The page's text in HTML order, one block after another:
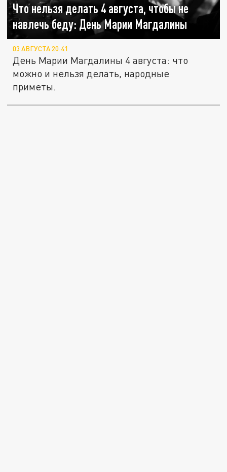
Что нельзя делать 4 августа, чтобы не
навлечь беду: День Марии Магдалины
03 АВГУСТА 20:41
День Марии Магдалины 4 августа: что
можно и нельзя делать, народные
приметы.